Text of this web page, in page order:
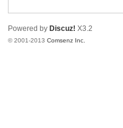
Powered by Discuz! X3.2
© 2001-2013Comsenz Inc.